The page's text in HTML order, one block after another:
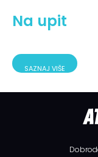
Na upit
SAZNAJ VIŠE